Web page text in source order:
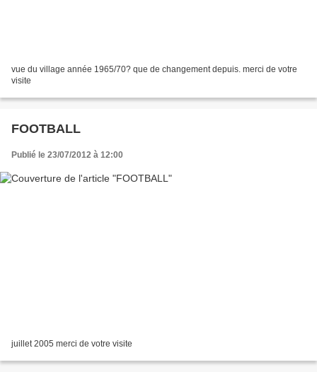
vue du village année 1965/70? que de changement depuis. merci de votre
visite
FOOTBALL
Publié le 23/07/2012 à 12:00
juillet 2005 merci de votre visite